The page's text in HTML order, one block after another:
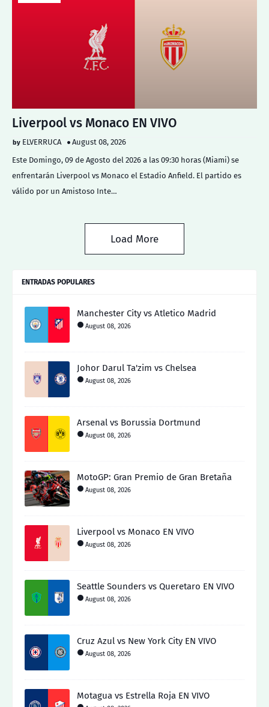
Liverpool vs Monaco EN VIVO
ELVERRUCA
August 08, 2026
Este Domingo, 09 de Agosto del 2026 a las 09:30 horas (Miami) se
enfrentarán Liverpool vs Monaco el Estadio Anfield. El partido es
válido por un Amistoso Inte…
Load More
ENTRADAS POPULARES
Manchester City vs Atletico Madrid
August 08, 2026
Johor Darul Ta'zim vs Chelsea
August 08, 2026
Arsenal vs Borussia Dortmund
August 08, 2026
MotoGP: Gran Premio de Gran Bretaña
August 08, 2026
Liverpool vs Monaco EN VIVO
August 08, 2026
Seattle Sounders vs Queretaro EN VIVO
August 08, 2026
Cruz Azul vs New York City EN VIVO
August 08, 2026
Motagua vs Estrella Roja EN VIVO